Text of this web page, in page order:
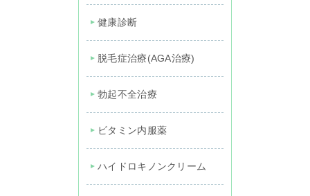
健康診断
脱毛症治療(AGA治療)
勃起不全治療
ビタミン内服薬
ハイドロキノンクリーム